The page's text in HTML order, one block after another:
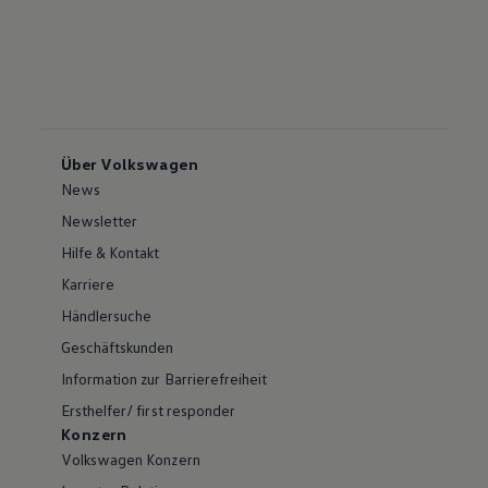
Über Volkswagen
News
Newsletter
Hilfe & Kontakt
Karriere
Händlersuche
Geschäftskunden
Information zur Barrierefreiheit
Ersthelfer/ first responder
Konzern
Volkswagen Konzern